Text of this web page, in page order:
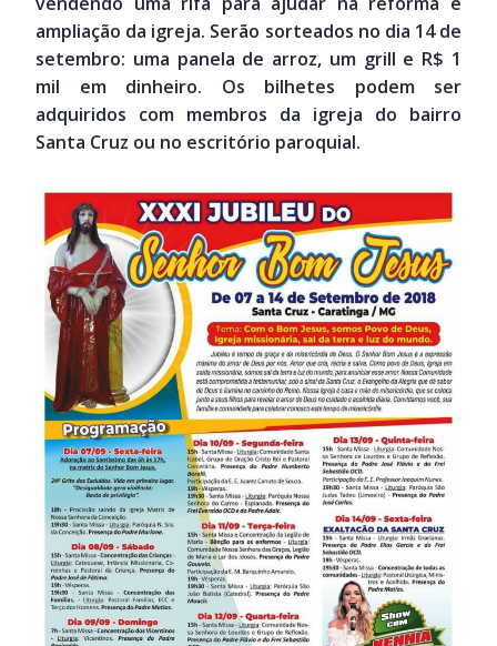
ampliação da igreja. Serão sorteados no dia 14 de
setembro: uma panela de arroz, um grill e R$ 1
mil em dinheiro. Os bilhetes podem ser
adquiridos com membros da igreja do bairro
Santa Cruz ou no escritório paroquial.